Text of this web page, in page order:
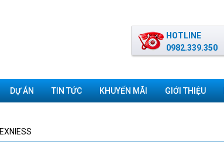
HOTLINE
0982.339.350
DỰ ÁN TIN TỨC KHUYẾN MÃI GIỚI THIỆU
EXNIESS